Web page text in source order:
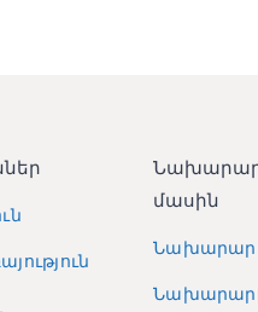
մասին
Նախարար